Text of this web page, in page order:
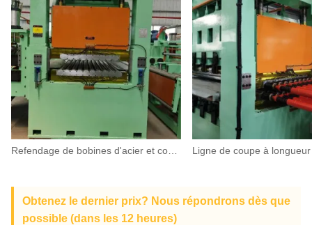
Obtenez le dernier prix? Nous répondrons dès que
possible (dans les 12 heures)